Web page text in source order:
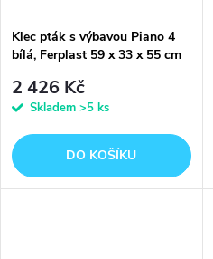
ů
Klec pták s výbavou Piano 4
bílá, Ferplast 59 x 33 x 55 cm
2 426 Kč
Skladem >5 ks
DO KOŠÍKU